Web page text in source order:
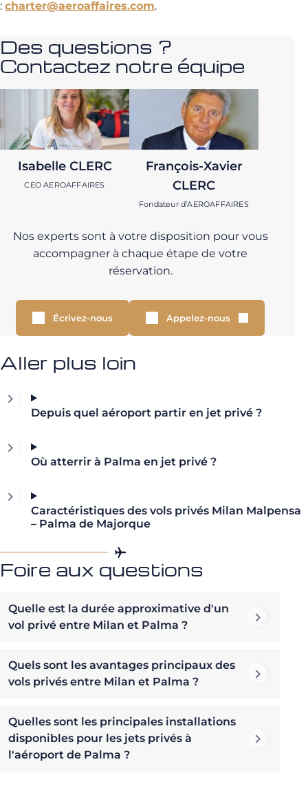
: charter@aeroaffaires.com.
Des questions ?
Contactez notre équipe
Isabelle CLERC
CEO AEROAFFAIRES
François-Xavier
CLERC
Fondateur d’AEROAFFAIRES
Nos experts sont à votre disposition pour vous
accompagner à chaque étape de votre
réservation.
Écrivez-nous Appelez-nous
Aller plus loin
Depuis quel aéroport partir en jet privé ?
Où atterrir à Palma en jet privé ?
Caractéristiques des vols privés Milan Malpensa
– Palma de Majorque
Foire aux questions
Quelle est la durée approximative d'un
vol privé entre Milan et Palma ?
Quels sont les avantages principaux des
vols privés entre Milan et Palma ?
Quelles sont les principales installations
disponibles pour les jets privés à
l'aéroport de Palma ?